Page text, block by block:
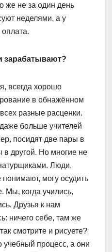
же не за один день
неделями, а у
зарабатывают?
всегда хорошо
в обнажённом
разные расценки.
больше учителей
посидят две пары в
в другой. Но многие не
Люди,
понимают, могу осудить
Мы, когда учились,
Друзья к нам
ничего себе, там же
смотрите и рисуете?
учебный процесс, а они